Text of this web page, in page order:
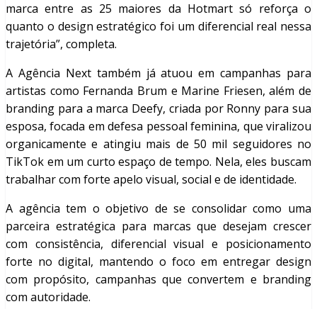
marca entre as 25 maiores da Hotmart só reforça o
quanto o design estratégico foi um diferencial real nessa
trajetória”, completa.
A Agência Next também já atuou em campanhas para
artistas como Fernanda Brum e Marine Friesen, além de
branding para a marca Deefy, criada por Ronny para sua
esposa, focada em defesa pessoal feminina, que viralizou
organicamente e atingiu mais de 50 mil seguidores no
TikTok em um curto espaço de tempo. Nela, eles buscam
trabalhar com forte apelo visual, social e de identidade.
A agência tem o objetivo de se consolidar como uma
parceira estratégica para marcas que desejam crescer
com consistência, diferencial visual e posicionamento
forte no digital, mantendo o foco em entregar design
com propósito, campanhas que convertem e branding
com autoridade.